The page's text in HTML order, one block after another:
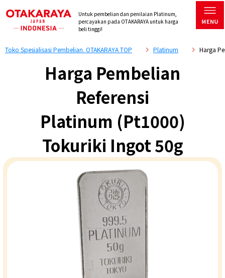
Untuk pembelian dan penilaian Platinum,
percayakan pada OTAKARAYA untuk harga
beli tinggi!
Toko Spesialisasi Pembelian. OTAKARAYA TOP Platinum Harga
Harga Pembelian
Referensi
Platinum (Pt1000)
Tokuriki Ingot 50g